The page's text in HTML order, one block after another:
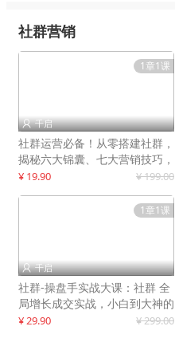
社群营销
1章1课
 千启
社群运营必备！从零搭建社群，
揭秘六大锦囊、七大营销技巧，
打造火爆社群
¥ 19.90 ¥ 199.00
1章1课
 千启
社群-操盘手实战大课：社群 全
局增长成交实战，小白到大神的
进阶之路
¥ 29.90 ¥ 299.00